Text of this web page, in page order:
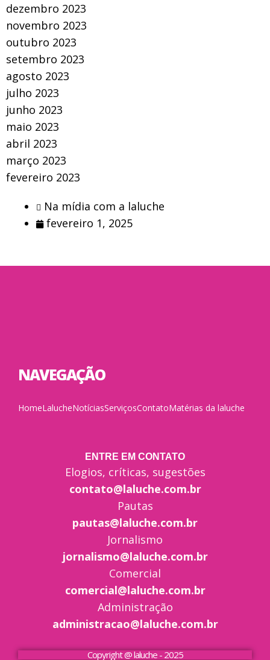
dezembro 2023
novembro 2023
outubro 2023
setembro 2023
agosto 2023
julho 2023
junho 2023
maio 2023
abril 2023
março 2023
fevereiro 2023
Na mídia com a laluche
fevereiro 1, 2025
NAVEGAÇÃO
HomeLalucheNotíciasServiçosContatoMatérias da laluche
ENTRE EM CONTATO
Elogios, críticas, sugestões
contato@laluche.com.br
Pautas
pautas@laluche.com.br
Jornalismo
jornalismo@laluche.com.br
Comercial
comercial@laluche.com.br
Administração
administracao@laluche.com.br
Copyright @ laluche - 2025